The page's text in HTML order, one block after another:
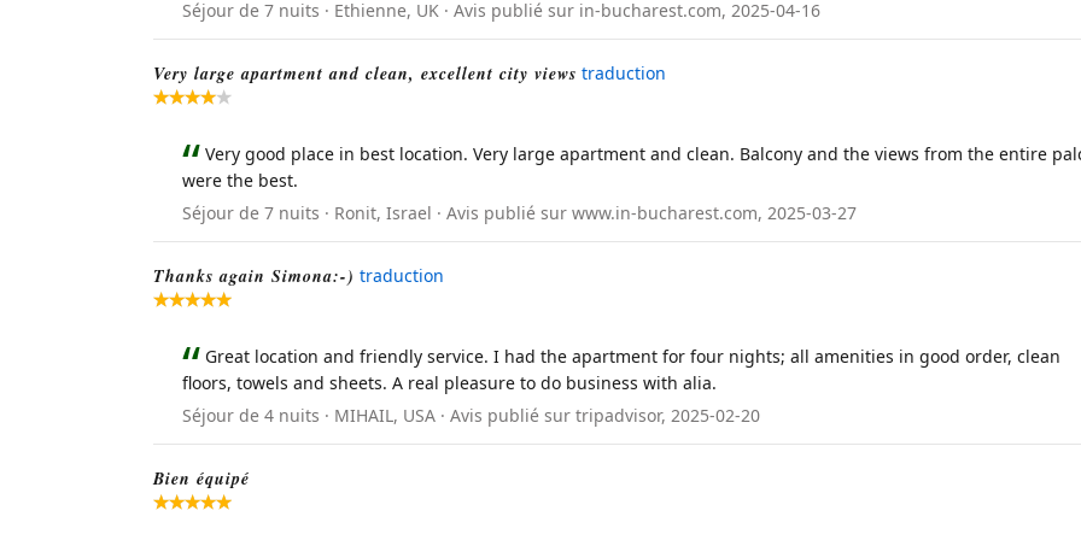
Séjour de 7 nuits · Ethienne, UK · Avis publié sur in-bucharest.com, 2025-04-16
Very large apartment and clean, excellent city views traduction
Very good place in best location. Very large apartment and clean. Balcony and the views from the entire
were the best.
Séjour de 7 nuits · Ronit, Israel · Avis publié sur www.in-bucharest.com, 2025-03-27
Thanks again Simona:-) traduction
Great location and friendly service. I had the apartment for four nights; all amenities in good order, clean
floors, towels and sheets. A real pleasure to do business with alia.
Séjour de 4 nuits · MIHAIL, USA · Avis publié sur tripadvisor, 2025-02-20
Bien équipé